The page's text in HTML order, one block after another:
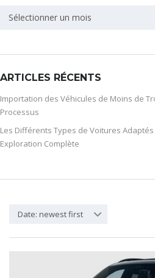
ARCHIVE
Sélectionner un mois
ARTICLES RÉCENTS
Importation des Véhicules de Moins de
Processus
Les Différents Types de Voitures
Exploration Complète
Date: newest first